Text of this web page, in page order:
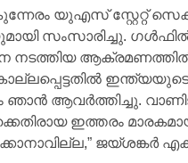
യുഎസ് സ്റ്റേറ്റ്
സംസാരിച്ചു.
നടത്തിയ
ഞാൻ ആവർത്തിച്ചു.
ഇത്തരം
ജയ്ശങ്കർ